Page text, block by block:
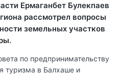
Ермаганбет Булекпаев
рассмотрел вопросы
земельных участков
по предпринимательству
туризма в Балхаше и